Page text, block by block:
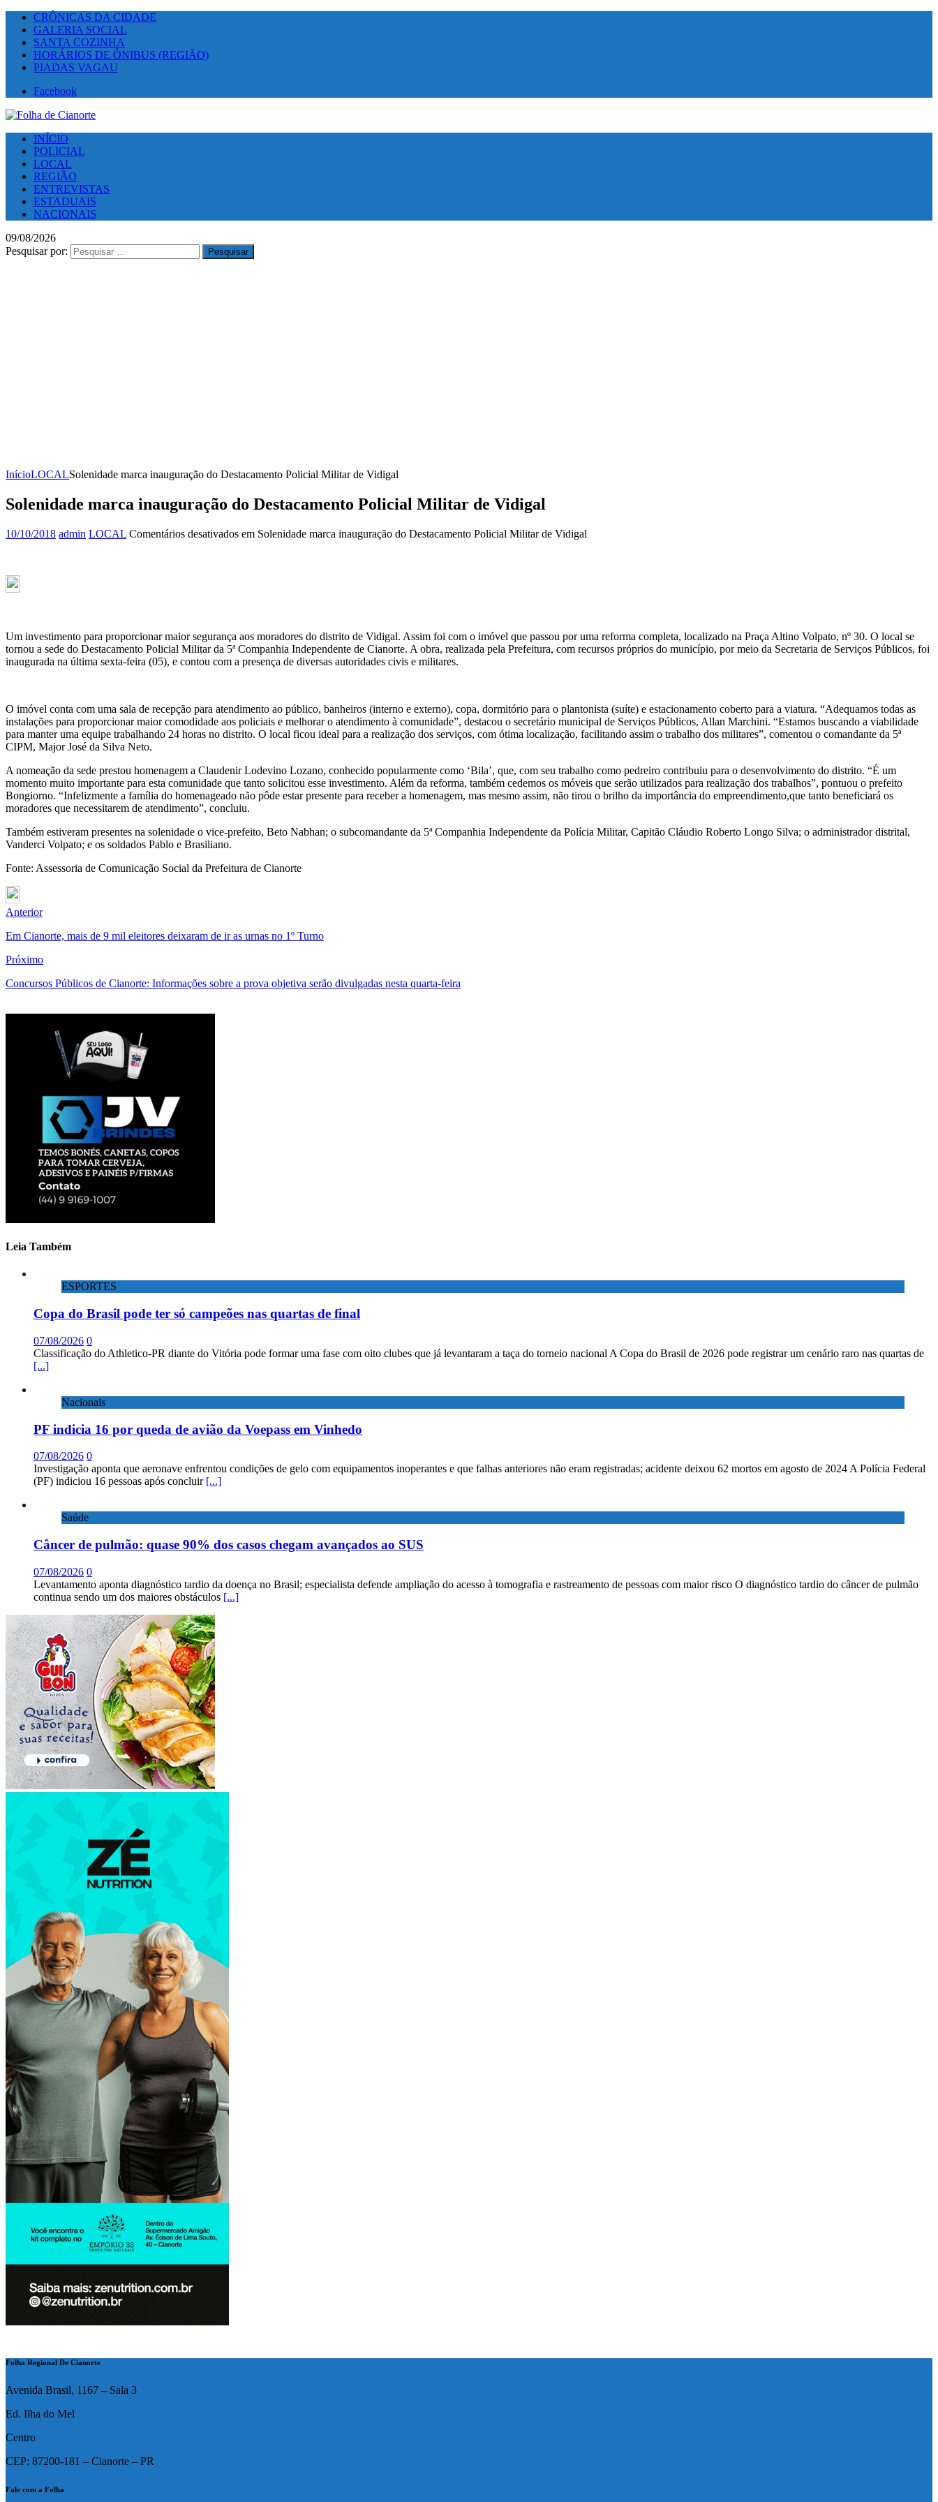
CRÔNICAS DA CIDADE
GALERIA SOCIAL
SANTA COZINHA
HORÁRIOS DE ÔNIBUS (REGIÃO)
PIADAS VAGAU
Facebook
INÍCIO
POLICIAL
LOCAL
REGIÃO
ENTREVISTAS
ESTADUAIS
NACIONAIS
09/08/2026
Pesquisar por:
InícioLOCALSolenidade marca inauguração do Destacamento Policial Militar de Vidigal
Solenidade marca inauguração do Destacamento Policial Militar de Vidigal
10/10/2018 admin LOCAL Comentários desativados em Solenidade marca inauguração do Destacamento Policial Militar de Vidigal
Um investimento para proporcionar maior segurança aos moradores do distrito de Vidigal. Assim foi com o imóvel que passou por uma reforma completa, localizado na Praça Altino Volpato, nº 30. O local se
tornou a sede do Destacamento Policial Militar da 5ª Companhia Independente de Cianorte. A obra, realizada pela Prefeitura, com recursos próprios do município, por meio da Secretaria de Serviços Públicos, foi
inaugurada na última sexta-feira (05), e contou com a presença de diversas autoridades civis e militares.
O imóvel conta com uma sala de recepção para atendimento ao público, banheiros (interno e externo), copa, dormitório para o plantonista (suíte) e estacionamento coberto para a viatura. “Adequamos todas as
instalações para proporcionar maior comodidade aos policiais e melhorar o atendimento à comunidade”, destacou o secretário municipal de Serviços Públicos, Allan Marchini. “Estamos buscando a viabilidade
para manter uma equipe trabalhando 24 horas no distrito. O local ficou ideal para a realização dos serviços, com ótima localização, facilitando assim o trabalho dos militares”, comentou o comandante da 5ª
CIPM, Major José da Silva Neto.
A nomeação da sede prestou homenagem a Claudenir Lodevino Lozano, conhecido popularmente como ‘Bila’, que, com seu trabalho como pedreiro contribuiu para o desenvolvimento do distrito. “É um
momento muito importante para esta comunidade que tanto solicitou esse investimento. Além da reforma, também cedemos os móveis que serão utilizados para realização dos trabalhos”, pontuou o prefeito
Bongiorno. “Infelizmente a família do homenageado não pôde estar presente para receber a homenagem, mas mesmo assim, não tirou o brilho da importância do empreendimento,que tanto beneficiará os
moradores que necessitarem de atendimento”, concluiu.
Também estiveram presentes na solenidade o vice-prefeito, Beto Nabhan; o subcomandante da 5ª Companhia Independente da Polícia Militar, Capitão Cláudio Roberto Longo Silva; o administrador distrital,
Vanderci Volpato; e os soldados Pablo e Brasiliano.
Fonte: Assessoria de Comunicação Social da Prefeitura de Cianorte
Anterior
Em Cianorte, mais de 9 mil eleitores deixaram de ir as urnas no 1º Turno
Próximo
Concursos Públicos de Cianorte: Informações sobre a prova objetiva serão divulgadas nesta quarta-feira
Leia Também
ESPORTES
Copa do Brasil pode ter só campeões nas quartas de final
07/08/2026 0
Classificação do Athletico-PR diante do Vitória pode formar uma fase com oito clubes que já levantaram a taça do torneio nacional A Copa do Brasil de 2026 pode registrar um cenário raro nas quartas de
[...]
Nacionais
PF indicia 16 por queda de avião da Voepass em Vinhedo
07/08/2026 0
Investigação aponta que aeronave enfrentou condições de gelo com equipamentos inoperantes e que falhas anteriores não eram registradas; acidente deixou 62 mortos em agosto de 2024 A Polícia Federal
(PF) indiciou 16 pessoas após concluir [...]
Saúde
Câncer de pulmão: quase 90% dos casos chegam avançados ao SUS
07/08/2026 0
Levantamento aponta diagnóstico tardio da doença no Brasil; especialista defende ampliação do acesso à tomografia e rastreamento de pessoas com maior risco O diagnóstico tardio do câncer de pulmão
continua sendo um dos maiores obstáculos [...]
Folha Regional De Cianorte
Avenida Brasil, 1167 – Sala 3
Ed. Ilha do Mel
Centro
CEP: 87200-181 – Cianorte – PR
Fale com a Folha